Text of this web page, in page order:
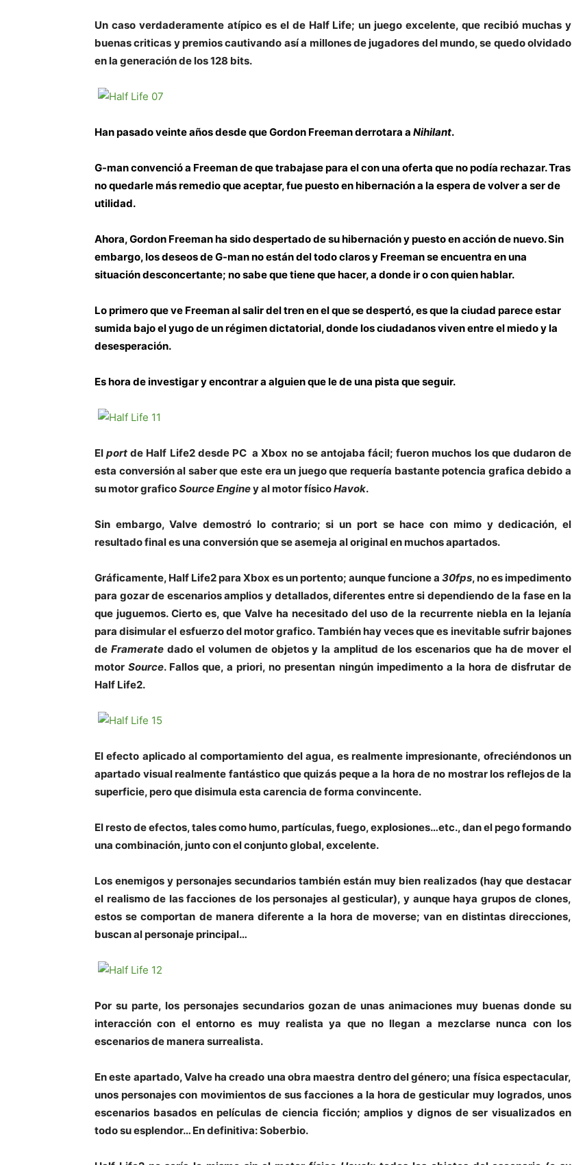
Un caso verdaderamente atípico es el de Half Life; un juego excelente, que recibió muchas y
buenas criticas y premios cautivando así a millones de jugadores del mundo, se quedo olvidado
en la generación de los 128 bits.
Han pasado veinte años desde que Gordon Freeman derrotara a Nihilant.
G-man convenció a Freeman de que trabajase para el con una oferta que no podía rechazar. Tras
no quedarle más remedio que aceptar, fue puesto en hibernación a la espera de volver a ser de
utilidad.
Ahora, Gordon Freeman ha sido despertado de su hibernación y puesto en acción de nuevo. Sin
embargo, los deseos de G-man no están del todo claros y Freeman se encuentra en una
situación desconcertante; no sabe que tiene que hacer, a donde ir o con quien hablar.
Lo primero que ve Freeman al salir del tren en el que se despertó, es que la ciudad parece estar
sumida bajo el yugo de un régimen dictatorial, donde los ciudadanos viven entre el miedo y la
desesperación.
Es hora de investigar y encontrar a alguien que le de una pista que seguir.
Elport de Half Life2 desde PC a Xbox no se antojaba fácil; fueron muchos los que dudaron de
esta conversión al saber que este era un juego que requería bastante potencia grafica debido a
su motor graficoSource Enginey al motor físicoHavok.
Sin embargo, Valve demostró lo contrario; si un port se hace con mimo y dedicación, el
resultado final es una conversión que se asemeja al original en muchos apartados.
Gráficamente, Half Life2 para Xbox es un portento; aunque funcione a 30fps, no es impedimento
para gozar de escenarios amplios y detallados, diferentes entre si dependiendo de la fase en la
que juguemos. Cierto es, que Valve ha necesitado del uso de la recurrente niebla en la lejanía
para disimular el esfuerzo del motor grafico. También hay veces que es inevitable sufrir bajones
de Frameratedado el volumen de objetos y la amplitud de los escenarios que ha de mover el
motorSource. Fallos que, a priori, no presentan ningún impedimento a la hora de disfrutar de
Half Life2.
El efecto aplicado al comportamiento del agua, es realmente impresionante, ofreciéndonos un
apartado visual realmente fantástico que quizás peque a la hora de no mostrar los reflejos de la
superficie, pero que disimula esta carencia de forma convincente.
El resto de efectos, tales como humo, partículas, fuego, explosiones…etc., dan el pego formando
una combinación, junto con el conjunto global, excelente.
Los enemigos y personajes secundarios también están muy bien realizados (hay que destacar
el realismo de las facciones de los personajes al gesticular), y aunque haya grupos de clones,
estos se comportan de manera diferente a la hora de moverse; van en distintas direcciones,
buscan al personaje principal…
Por su parte, los personajes secundarios gozan de unas animaciones muy buenas donde su
interacción con el entorno es muy realista ya que no llegan a mezclarse nunca con los
escenarios de manera surrealista.
En este apartado, Valve ha creado una obra maestra dentro del género; una física espectacular,
unos personajes con movimientos de sus facciones a la hora de gesticular muy logrados, unos
escenarios basados en películas de ciencia ficción; amplios y dignos de ser visualizados en
todo su esplendor… En definitiva: Soberbio.